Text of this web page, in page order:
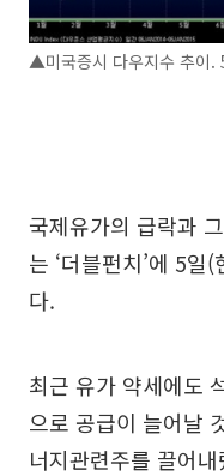
▲미국증시 다우지수 추이.
국제유가의 급락과
는 ‘더블펀치’에 5일
다.
최근 유가 약세에도
으로 공급이 늘어날
너지관련주를 끌어내